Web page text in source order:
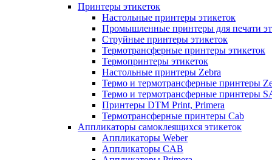
Принтеры этикеток
Настольные принтеры этикеток
Промышленные принтеры для печати
Струйные принтеры этикеток
Термотрансферные принтеры этикеток
Термопринтеры этикеток
Настольные принтеры Zebra
Термо и термотрансферные принтеры
Термо и термотрансферные принтеры
Принтеры DTM Print, Primera
Термотрансферные принтеры Cab
Аппликаторы самоклеящихся этикеток
Аппликаторы Weber
Аппликаторы CAB